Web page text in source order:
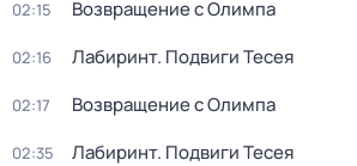
02:15 Возвращение с Олимпа
02:16 Лабиринт. Подвиги Тесея
02:17 Возвращение с Олимпа
02:35 Лабиринт. Подвиги Тесея